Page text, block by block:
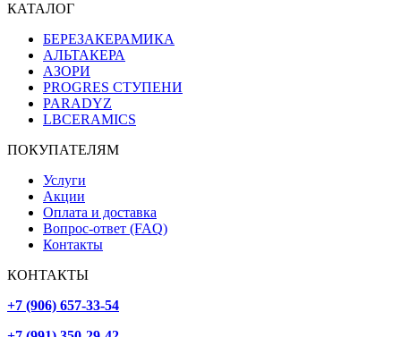
КАТАЛОГ
БЕРЕЗАКЕРАМИКА
АЛЬТАКЕРА
АЗОРИ
PROGRES СТУПЕНИ
PARADYZ
LBCERAMICS
ПОКУПАТЕЛЯМ
Услуги
Акции
Оплата и доставка
Вопрос-ответ (FAQ)
Контакты
КОНТАКТЫ
+7 (906) 657-33-54